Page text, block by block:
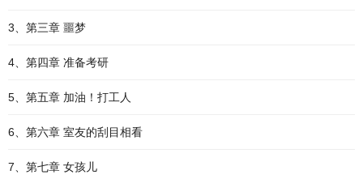
3、第三章 噩梦
4、第四章 准备考研
5、第五章 加油！打工人
6、第六章 室友的刮目相看
7、第七章 女孩儿